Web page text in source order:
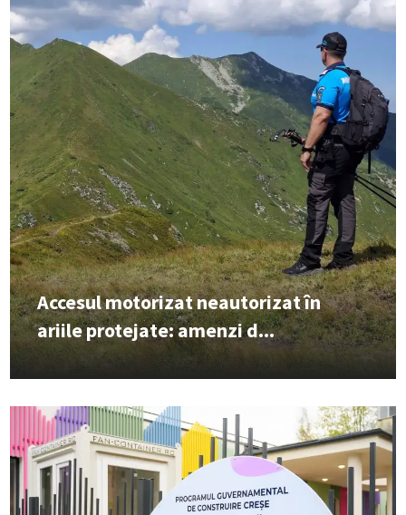
Accesul motorizat neautorizat în
ariile protejate: amenzi d...